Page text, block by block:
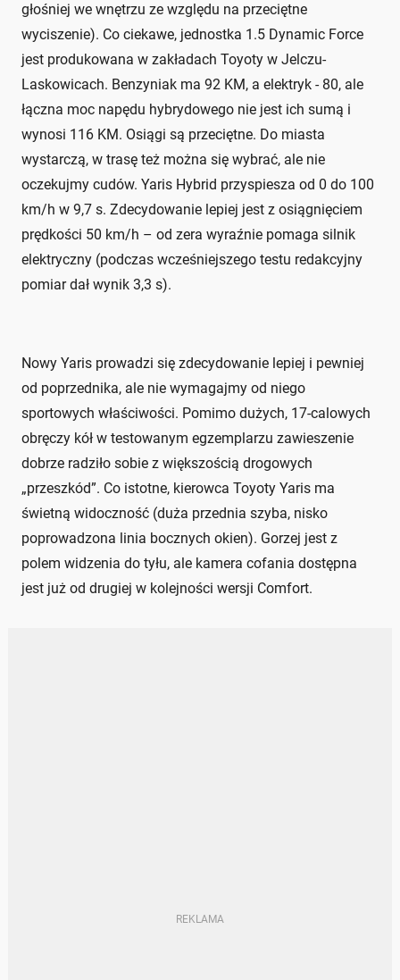
głośniej we wnętrzu ze względu na przeciętne
wyciszenie). Co ciekawe, jednostka 1.5 Dynamic Force
jest produkowana w zakładach Toyoty w Jelczu-
Laskowicach. Benzyniak ma 92 KM, a elektryk - 80, ale
łączna moc napędu hybrydowego nie jest ich sumą i
wynosi 116 KM. Osiągi są przeciętne. Do miasta
wystarczą, w trasę też można się wybrać, ale nie
oczekujmy cudów. Yaris Hybrid przyspiesza od 0 do 100
km/h w 9,7 s. Zdecydowanie lepiej jest z osiągnięciem
prędkości 50 km/h – od zera wyraźnie pomaga silnik
elektryczny (podczas wcześniejszego testu redakcyjny
pomiar dał wynik 3,3 s).
Nowy Yaris prowadzi się zdecydowanie lepiej i pewniej
od poprzednika, ale nie wymagajmy od niego
sportowych właściwości. Pomimo dużych, 17-calowych
obręczy kół w testowanym egzemplarzu zawieszenie
dobrze radziło sobie z większością drogowych
„przeszkód”. Co istotne, kierowca Toyoty Yaris ma
świetną widoczność (duża przednia szyba, nisko
poprowadzona linia bocznych okien). Gorzej jest z
polem widzenia do tyłu, ale kamera cofania dostępna
jest już od drugiej w kolejności wersji Comfort.